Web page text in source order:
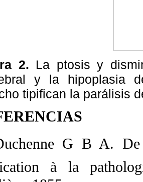
2. La ptosis y
y la hipoplasia
tipifican la parálisis
G B A. De
à la